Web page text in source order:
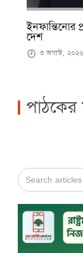
ইনফান্তিনোর
দেশ
৩ অগাস্ট, ২০২৬
পাঠকের